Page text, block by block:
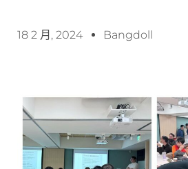
18 2 月, 2024 Bangdoll